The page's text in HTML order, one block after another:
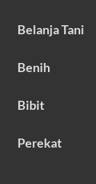
Belanja Tani
Benih
Bibit
Perekat